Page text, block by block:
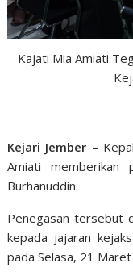
Kajati Mia Amiati
Kejari Jember –
Amiati memberikan
Burhanuddin.
Penegasan tersebut
kepada jajaran
pada Selasa, 21